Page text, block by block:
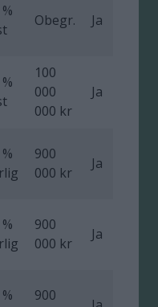
Obegr. Ja
100
000
000 kr
Ja
900
000 kr
Ja
900
000 kr
Ja
900